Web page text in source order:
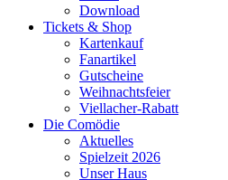
Download
Tickets & Shop
Kartenkauf
Fanartikel
Gutscheine
Weihnachtsfeier
Viellacher-Rabatt
Die Comödie
Aktuelles
Spielzeit 2026
Unser Haus